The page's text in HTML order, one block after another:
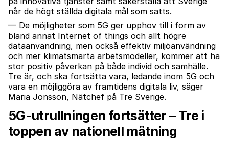
når de högt ställda digitala mål som satts.
— De möjligheter som 5G ger upphov till i form av
bland annat Internet of things och allt högre
dataanvändning, men också effektiv miljöanvändning
och mer klimatsmarta arbetsmodeller, kommer att ha
stor positiv påverkan på både individ och samhälle.
Tre är, och ska fortsätta vara, ledande inom 5G och
vara en möjliggöra av framtidens digitala liv, säger
Maria Jonsson, Nätchef på Tre Sverige.
5G-utrullningen fortsätter – Tre i
toppen av nationell mätning